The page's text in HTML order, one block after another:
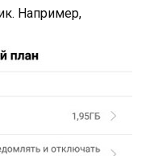
Например,